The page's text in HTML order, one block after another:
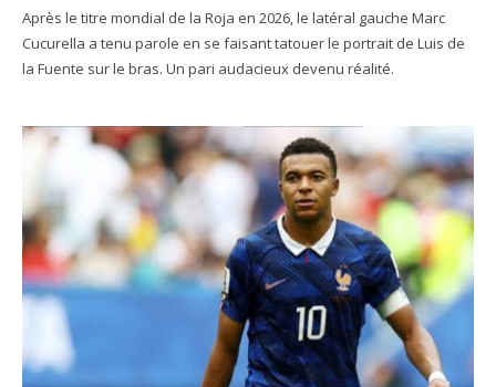
Après le titre mondial de la Roja en 2026, le latéral gauche Marc
Cucurella a tenu parole en se faisant tatouer le portrait de Luis de
la Fuente sur le bras. Un pari audacieux devenu réalité.